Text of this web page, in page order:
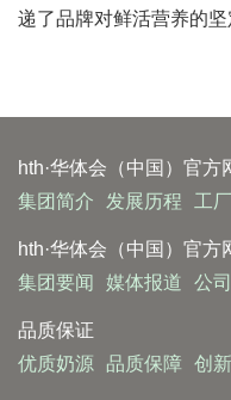
递了品牌对鲜活营养的坚
hth·华体会（中国）官方
集团简介
发展历程 工
hth·华体会（中国）官方
集团要闻
媒体报道 公
品质保证
优质奶源
品质保障 创